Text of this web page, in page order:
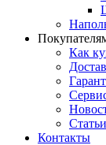
Как
Статьи
Контакты